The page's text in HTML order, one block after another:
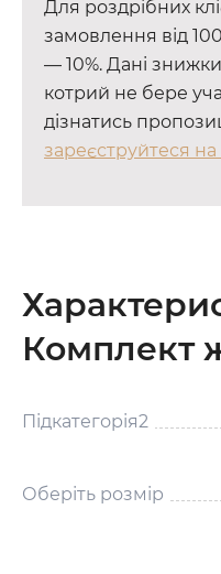
Для роздрібних
замовлення від
— 10%. Дані
котрий не бере
дізнатись
зареєструйтеся на
Комплект
Підкатегорія2
Оберіть розмір